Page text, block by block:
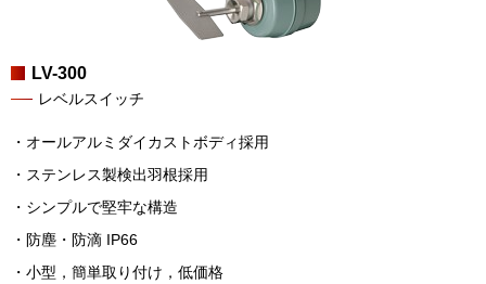
LV-300
レベルスイッチ
・オールアルミダイカストボディ採用
・ステンレス製検出羽根採用
・シンプルで堅牢な構造
・防塵・防滴 IP66
・小型，簡単取り付け，低価格